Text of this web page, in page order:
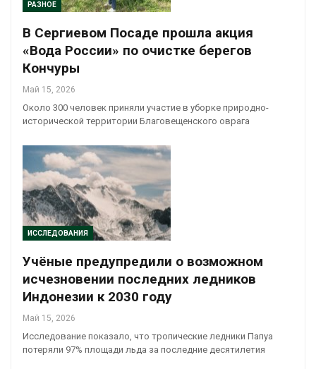
РАЗНОЕ
В Сергиевом Посаде прошла акция
«Вода России» по очистке берегов
Кончуры
Май 15, 2026
Около 300 человек приняли участие в уборке природно-
исторической территории Благовещенского оврага
ИССЛЕДОВАНИЯ
Учёные предупредили о возможном
исчезновении последних ледников
Индонезии к 2030 году
Май 15, 2026
Исследование показало, что тропические ледники Папуа
потеряли 97% площади льда за последние десятилетия